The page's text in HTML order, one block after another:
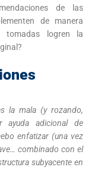
de las
de manera
tomadas logren la
la mala (y rozando,
ayuda adicional de
enfatizar (una vez
combinado con el
subyacente en